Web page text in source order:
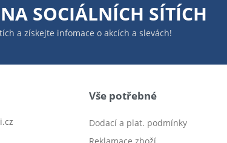
SOCIÁLNÍCH SÍTÍCH
a získejte infomace o akcích a slevách!
Vše potřebné
Dodací a plat. podmínky